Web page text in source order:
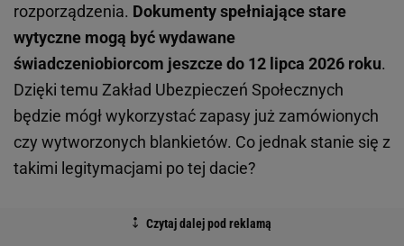
rozporządzenia. Dokumenty spełniające stare
wytyczne mogą być wydawane
świadczeniobiorcom jeszcze do 12 lipca 2026 roku.
Dzięki temu Zakład Ubezpieczeń Społecznych
będzie mógł wykorzystać zapasy już zamówionych
czy wytworzonych blankietów. Co jednak stanie się z
takimi legitymacjami po tej dacie?